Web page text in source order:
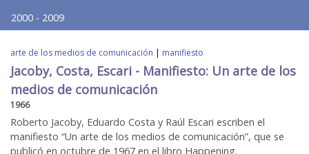
2000 - 2009
arte de los medios de comunicación | manifiesto
Jacoby, Costa, Escari - Manifiesto: Un arte de los
medios de comunicación
1966
Roberto Jacoby, Eduardo Costa y Raúl Escari escriben el
manifiesto “Un arte de los medios de comunicación”, que se
publicó en octubre de 1967 en el libro Happening.